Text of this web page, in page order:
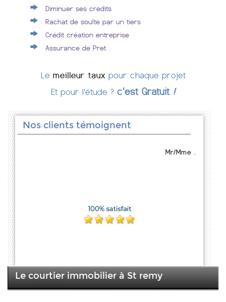
Diminuer ses credits
Rachat de soulte par un tiers
Crédit création entreprise
Assurance de Pret
Le meilleur taux pour chaque projet
Et pour l'étude ? c'est Gratuit !
Nos clients témoignent
Mr/Mme .
Le courtier immobilier à St remy